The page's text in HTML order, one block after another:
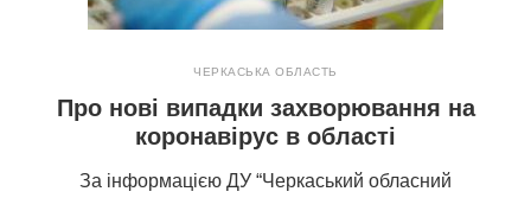
ЧЕРКАСЬКА ОБЛАСТЬ
Про нові випадки захворювання на
коронавірус в області
За інформацією ДУ “Черкаський обласний